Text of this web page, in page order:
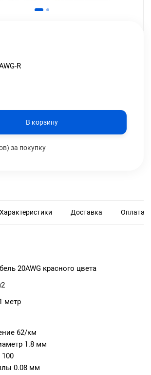
R
В корзину
за покупку
Характеристики Доставка Оплата
20AWG красного цвета
метр
62/км
1.8 мм
0.08 мм